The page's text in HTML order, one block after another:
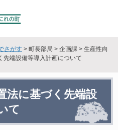
さがす > 町長部局 > 企画課 > 生産性向
先端設備等導入計画について
法に基づく先端設
て